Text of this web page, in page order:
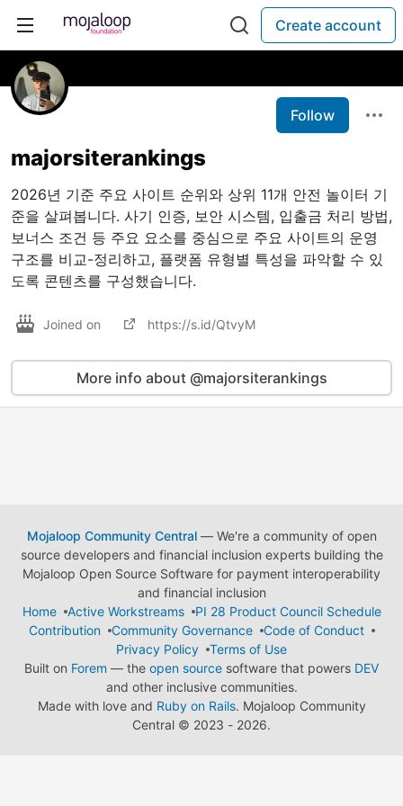
Create account
Follow
majorsiterankings
2026년 기준 주요 사이트 순위와 상위 11개 안전 놀이터 기
준을 살펴봅니다. 사기 인증, 보안 시스템, 입출금 처리 방법,
보너스 조건 등 주요 요소를 중심으로 주요 사이트의 운영
구조를 비교-정리하고, 플랫폼 유형별 특성을 파악할 수 있
도록 콘텐츠를 구성했습니다.
Joined on https://s.id/QtvyM
More info about @majorsiterankings
Mojaloop Community Central— We're a community of open
source developers and financial inclusion experts building the
Mojaloop Open Source Software for payment interoperability
and financial inclusion
Home
Active Workstreams
PI 28 Product Council Schedule
Contribution
Community Governance
Code of Conduct
Privacy Policy
Terms of Use
Built on Forem — the open source software that powers DEV
and other inclusive communities.
Made with love and Ruby on Rails. Mojaloop Community
Central © 2023 - 2026.